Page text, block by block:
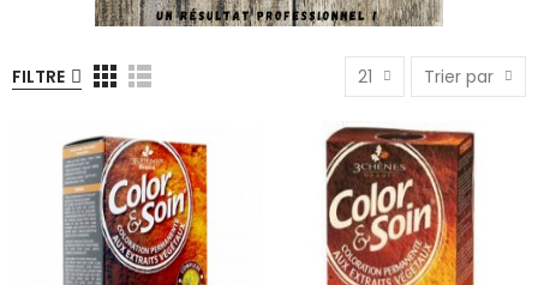
FILTRE 21 Trier par